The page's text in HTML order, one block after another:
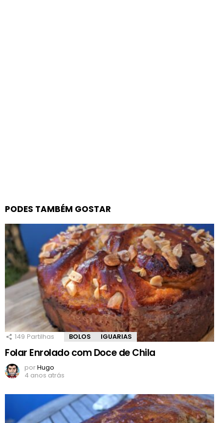
PODES TAMBÉM GOSTAR
149 Partilhas BOLOS IGUARIAS
Folar Enrolado com Doce de Chila
porHugo
4 anos atrás